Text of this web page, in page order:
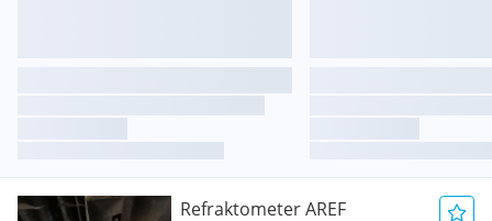
Refraktometer AREF